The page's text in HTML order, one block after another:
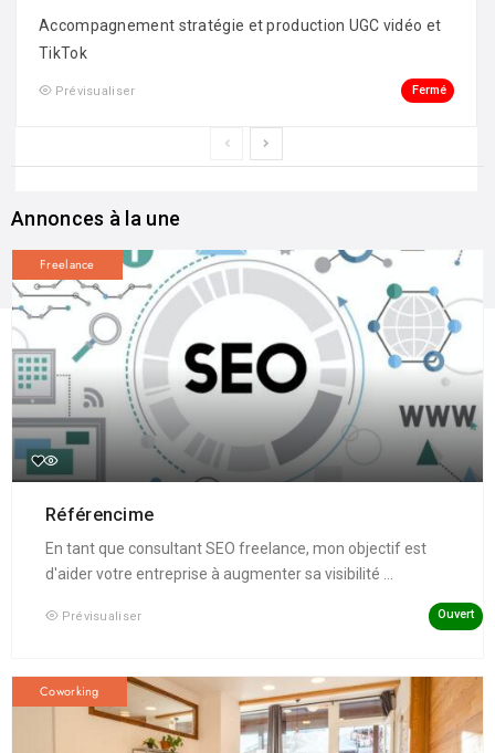
Accompagnement stratégie et production UGC vidéo et
TikTok
Prévisualiser Fermé
Annonces à la une
Freelance
Référencime
En tant que consultant SEO freelance, mon objectif est
d'aider votre entreprise à augmenter sa visibilité ...
Prévisualiser Ouvert
Coworking